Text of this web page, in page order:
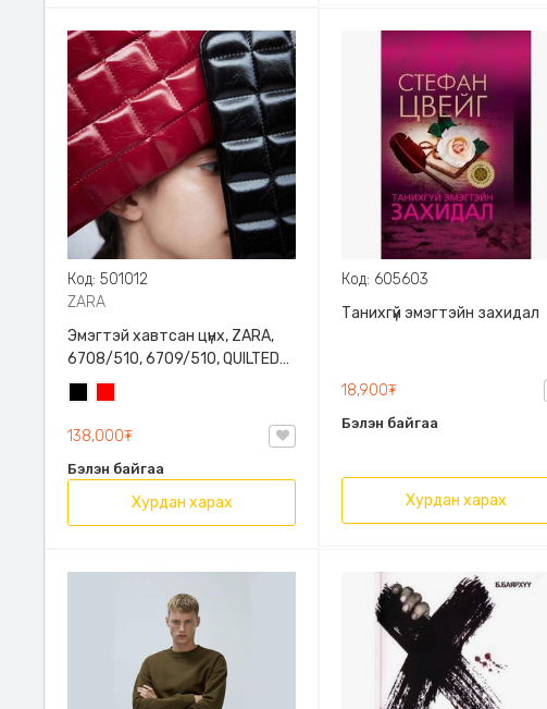
Код: 501012
ZARA
Эмэгтэй хавтсан цүнх, ZARA,
6708/510, 6709/510, QUILTED
CLUTCH BAGDETAILS, Лакан,
Гинжин оосортой
138,000₮
Бэлэн байгаа
Хурдан харах
Код: 605603
Танихгүй эмэгтэйн захидал
18,900₮
Бэлэн байгаа
Хурдан харах